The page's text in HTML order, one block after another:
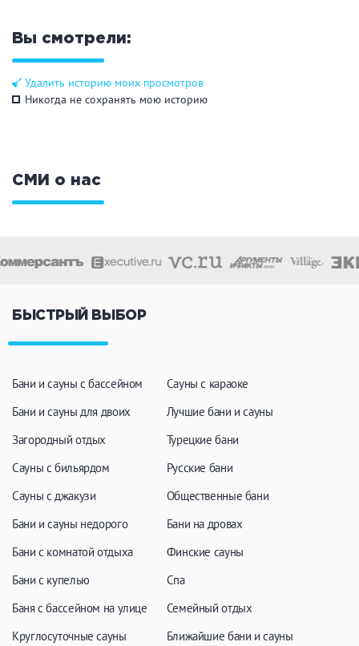
Вы смотрели:
Удалить историю моих просмотров
Никогда не сохранять мою историю
СМИ о нас
БЫСТРЫЙ ВЫБОР
Бани и сауны с бассейном
Бани и сауны для двоих
Загородный отдых
Сауны с бильярдом
Сауны с джакузи
Бани и сауны недорого
Бани с комнатой отдыха
Бани с купелью
Баня с бассейном на улице
Круглосуточные сауны
Сауны с караоке
Лучшие бани и сауны
Турецкие бани
Русские бани
Общественные бани
Бани на дровах
Финские сауны
Спа
Семейный отдых
Ближайшие бани и сауны